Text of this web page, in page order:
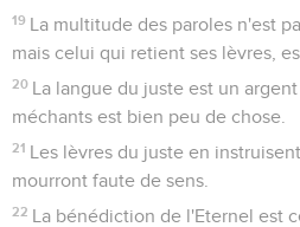
19 La multitude des paroles n'est
mais celui qui retient ses lèvres,
20 La langue du juste est un
méchants est bien peu de chose.
21 Les lèvres du juste en
mourront faute de sens.
22 La bénédiction de l'Eternel est